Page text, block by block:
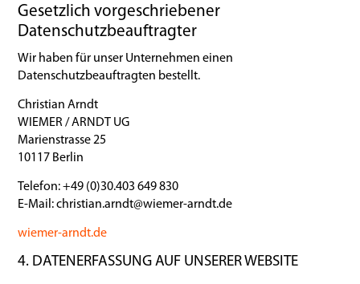
Gesetzlich vorgeschriebener
Datenschutzbeauftragter
Wir haben für unser Unternehmen einen
Datenschutzbeauftragten bestellt.
Christian Arndt
WIEMER / ARNDT UG
Marienstrasse 25
10117 Berlin
Telefon: +49 (0)30.403 649 830
E-Mail: christian.arndt@wiemer-arndt.de
wiemer-arndt.de
4. DATENERFASSUNG AUF UNSERER WEBSITE